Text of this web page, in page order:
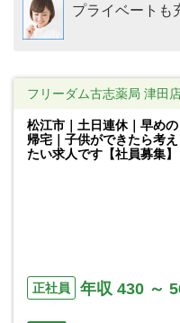
プライベートも
フリーダム古志薬局 津田
松江市｜土日連休｜早めの
帰宅｜子供ができたら考え
たい求人です【社員募集】
正社員 年収 430 ～